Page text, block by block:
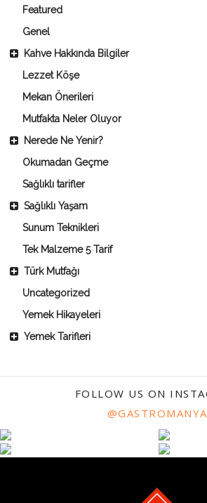
Featured
Genel
Kahve Hakkında Bilgiler
Lezzet Köşe
Mekan Önerileri
Mutfakta Neler Oluyor
Nerede Ne Yenir?
Okumadan Geçme
Sağlıklı tarifler
Sağlıklı Yaşam
Sunum Teknikleri
Tek Malzeme 5 Tarif
Türk Mutfağı
Uncategorized
Yemek Hikayeleri
Yemek Tarifleri
FOLLOW US ON
@GASTROMANYA